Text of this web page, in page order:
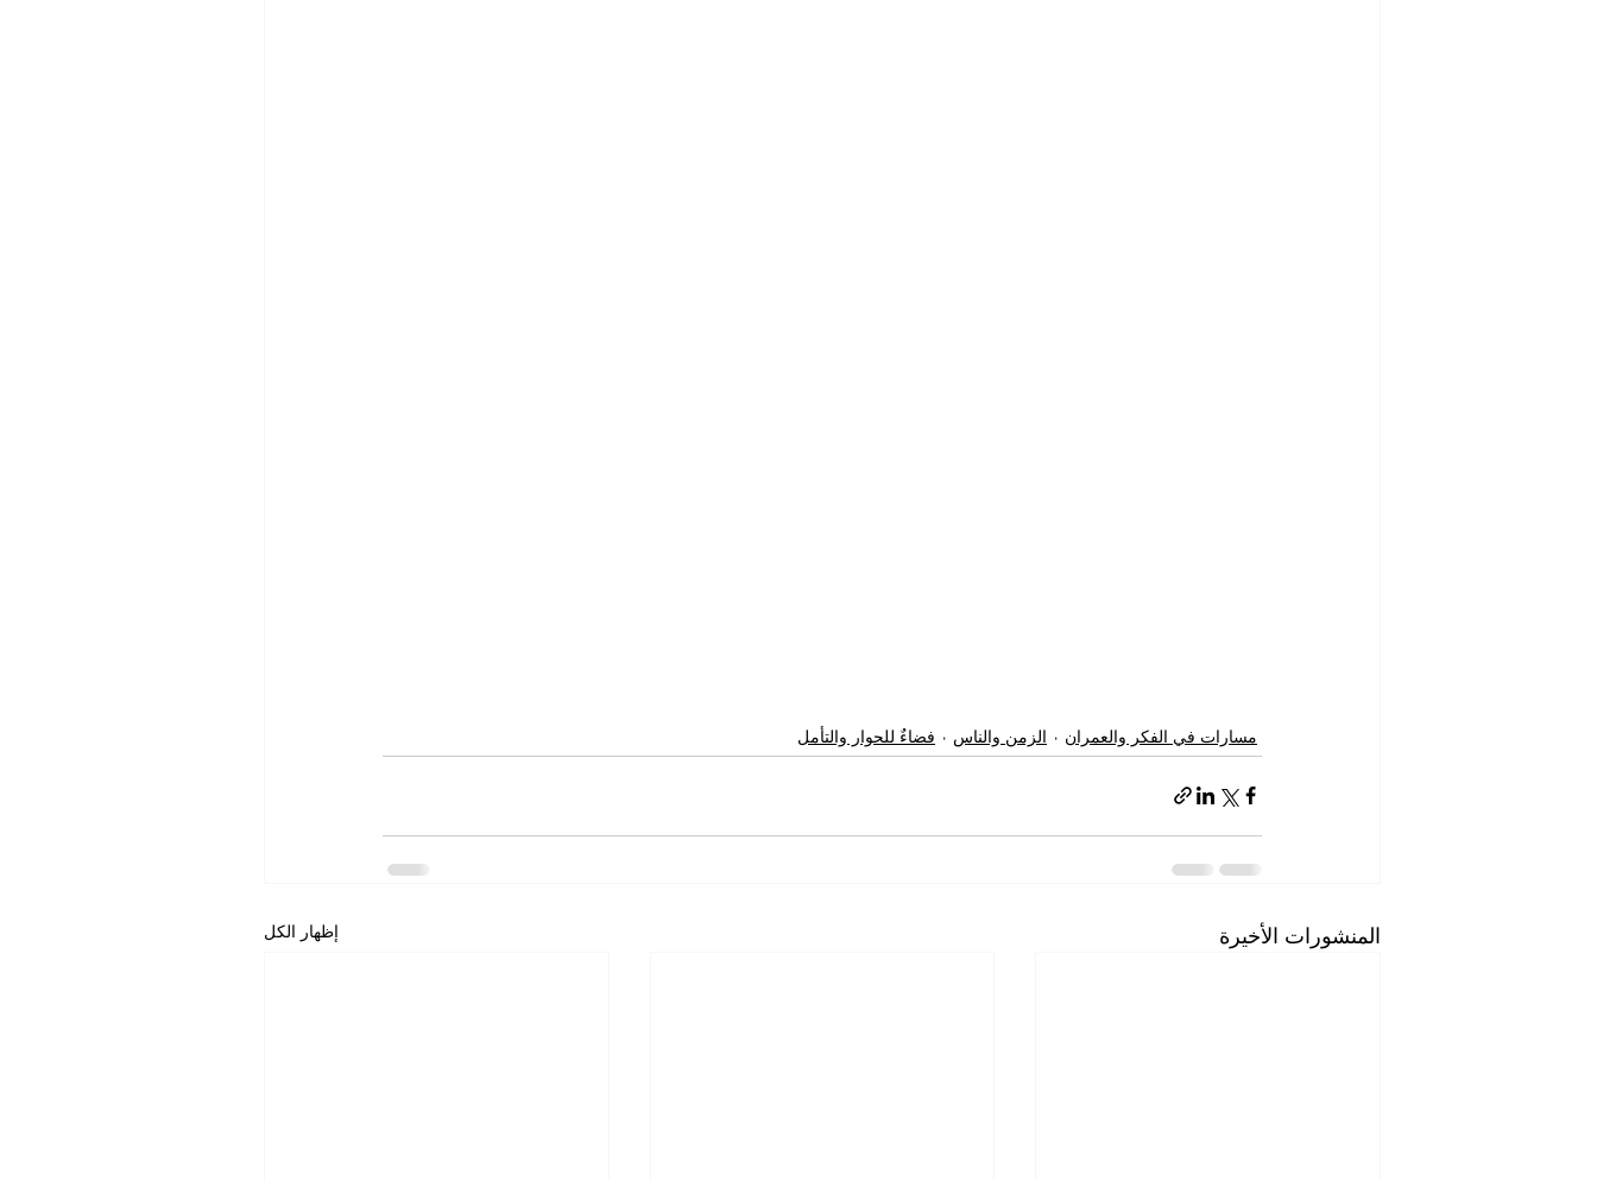
مسارات في الفكر والعمران الزمن والناس فضاءٌ للحوار والتأمل
المنشورات الأخيرة إظهار الكل